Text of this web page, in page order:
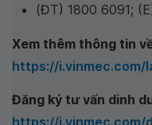
(ĐT) 1800 6091;
Xem thêm thông tin
https://i.vinmec.com/
Đăng ký tư vấn dinh
https://i.vinmec.com/